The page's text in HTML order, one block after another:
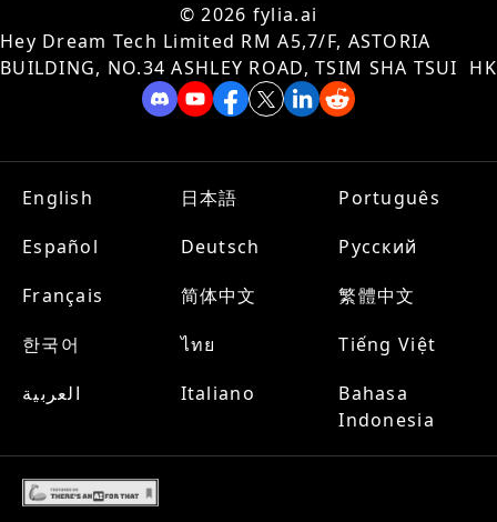
©️ 2026 fylia.ai
Hey Dream Tech Limited RM A5,7/F, ASTORIA
BUILDING, NO.34 ASHLEY ROAD, TSIM SHA TSUI HK
English 日本語
Português
Español
Deutsch
Русский
Français
简体中文
繁體中文
한국어
ไทย
Tiếng Việt
العربية
Italiano
Bahasa
Indonesia